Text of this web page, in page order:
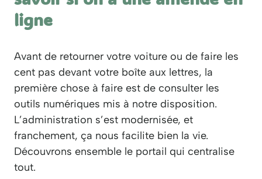
ligne
Avant de retourner votre voiture ou de faire les
cent pas devant votre boîte aux lettres, la
première chose à faire est de consulter les
outils numériques mis à notre disposition.
L’administration s’est modernisée, et
franchement, ça nous facilite bien la vie.
Découvrons ensemble le portail qui centralise
tout.